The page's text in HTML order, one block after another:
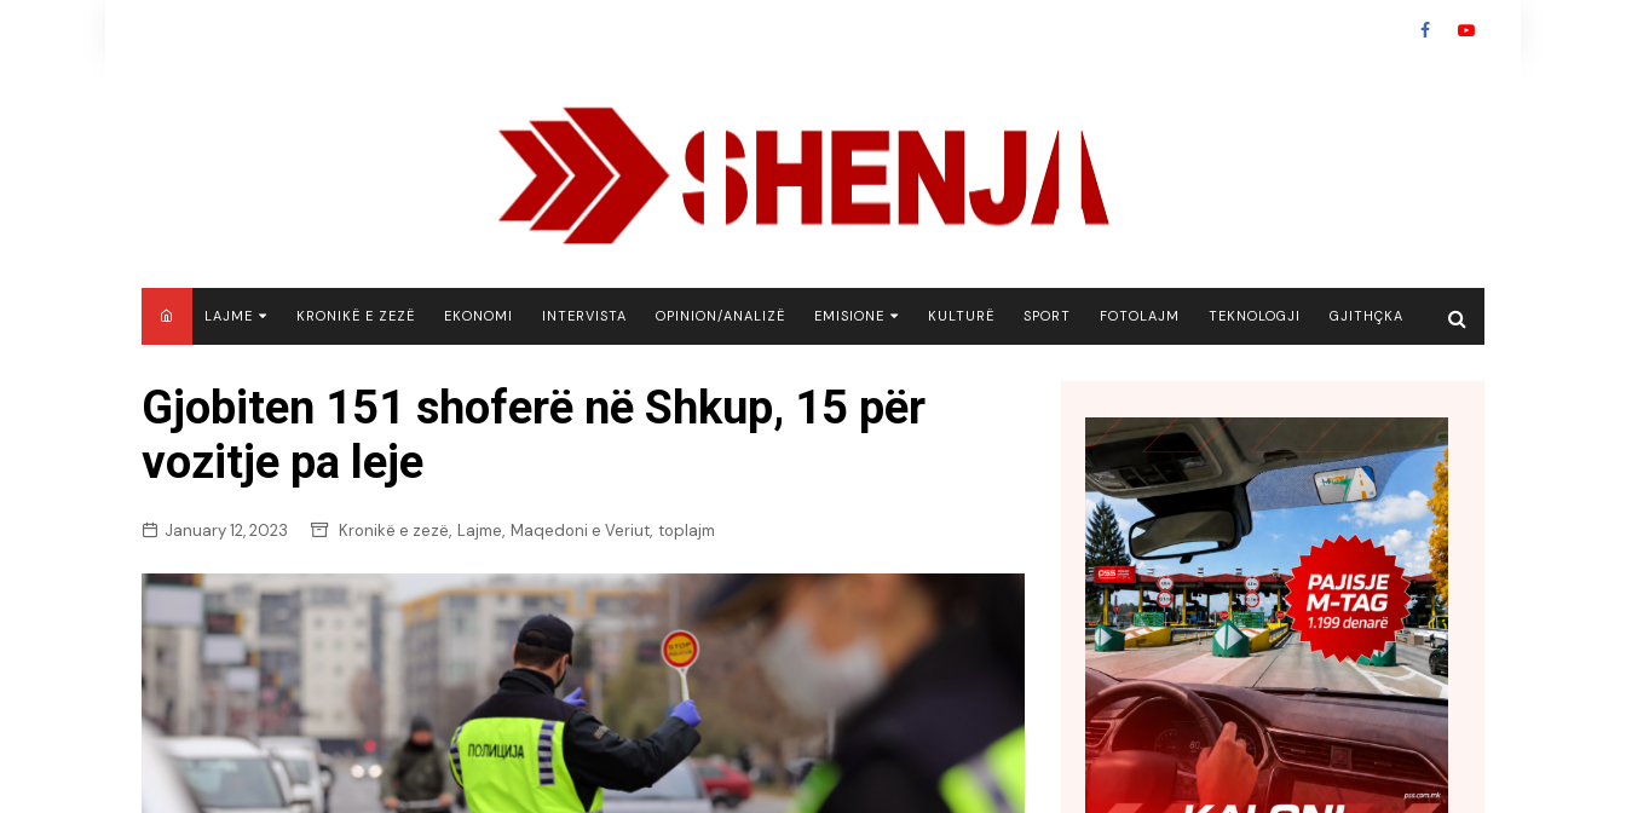
LAJME
KOSOVË
SHQIPËRI
RAJON
BOTË
KRONIKË E ZEZË EKONOMI INTERVISTA OPINION/ANALIZË EMISIONE
BOTA NE FOKUS
INTERVISTA EMISION
KONAKU
KU E KISHIM FJALEN
LIGJERATE FETARE
PARADITE ME NE
KULTURË SPORT FOTOLAJM TEKNOLOGJI GJITHÇKA
Gjobiten 151 shoferë në Shkup, 15 për
vozitje pa leje
January 12, 2023 Kronikë e zezë, Lajme, Maqedoni e Veriut, toplajm